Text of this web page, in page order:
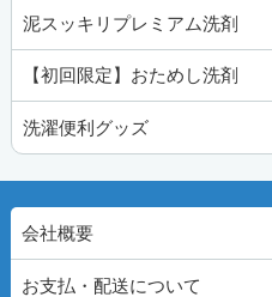
泥スッキリプレミアム洗剤
【初回限定】おためし洗剤
洗濯便利グッズ
会社概要
お支払・配送について